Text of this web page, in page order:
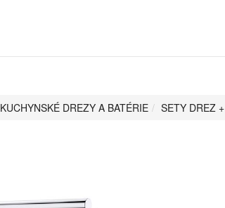
KUCHYNSKÉ DREZY A BATÉRIE SETY DREZ